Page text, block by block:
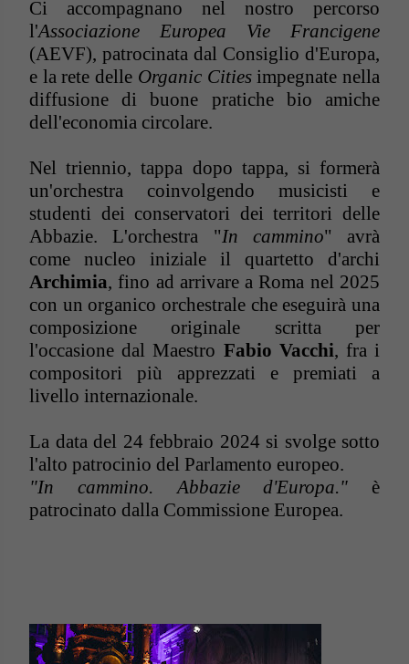
Ci accompagnano nel nostro percorso
l'Associazione Europea Vie Francigene
(AEVF), patrocinata dal Consiglio d'Europa,
e la rete delle Organic Citiesimpegnate nella
diffusione di buone pratiche bio amiche
dell'economia circolare.
Nel triennio, tappa dopo tappa, si formerà
un'orchestra coinvolgendo musicisti e
studenti dei conservatori dei territori delle
Abbazie. L'orchestra "In cammino" avrà
come nucleo iniziale il quartetto d'archi
Archimia, fino ad arrivare a Roma nel 2025
con un organico orchestrale che eseguirà una
composizione originale scritta per
l'occasione dal Maestro Fabio Vacchi, fra i
compositori più apprezzati e premiati a
livello internazionale.
La data del 24 febbraio 2024 si svolge sotto
l'alto patrocinio del Parlamento europeo.
"In cammino. Abbazie d'Europa." è
patrocinato dalla Commissione Europea.